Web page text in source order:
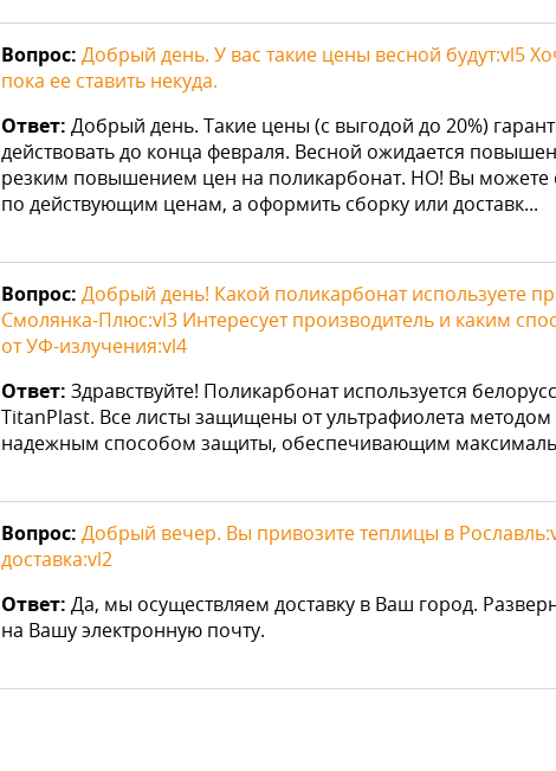
Вопрос: Добрый день. У вас такие цены весной будут:vl5
пока ее ставить некуда.
Ответ: Добрый день. Такие цены (с выгодой до 20%)
действовать до конца февраля. Весной ожидается
резким повышением цен на поликарбонат. НО! Вы можете
по действующим ценам, а оформить сборку или доставк...
Вопрос: Добрый день! Какой поликарбонат используете
Смолянка-Плюс:vl3 Интересует производитель и каким
от УФ-излучения:vl4
Ответ: Здравствуйте! Поликарбонат используется
TitanPlast. Все листы защищены от ультрафиолета методом
надежным способом защиты, обеспечивающим
Вопрос: Добрый вечер. Вы привозите теплицы в
доставка:vl2
Ответ: Да, мы осуществляем доставку в Ваш город.
на Вашу электронную почту.